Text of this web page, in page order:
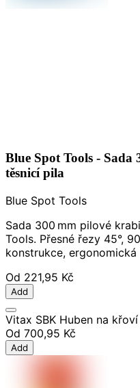
Blue Spot Tools - Sada
těsnicí pila
Blue Spot Tools
Sada 300 mm pilové
Tools. Přesné řezy 45°,
konstrukce,
Od 221,95 Kč
Add
Vitax SBK Huben na
Od 700,95 Kč
Add